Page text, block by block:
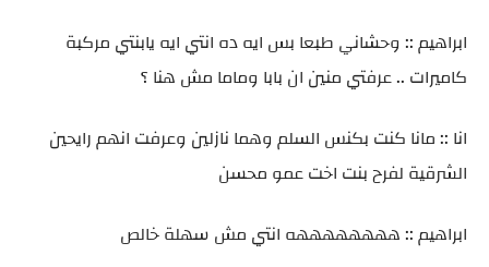
ابراهيم :: وحشاني طبعا بس ايه ده انتي ايه يابنتي مركبة
كاميرات .. عرفتي منين ان بابا وماما مش هنا ؟
انا :: مانا كنت بكنس السلم وهما نازلين وعرفت انهم رايحين
الشرقية لفرح بنت اخت عمو محسن
ابراهيم :: ههههههههه انتي مش سهلة خالص